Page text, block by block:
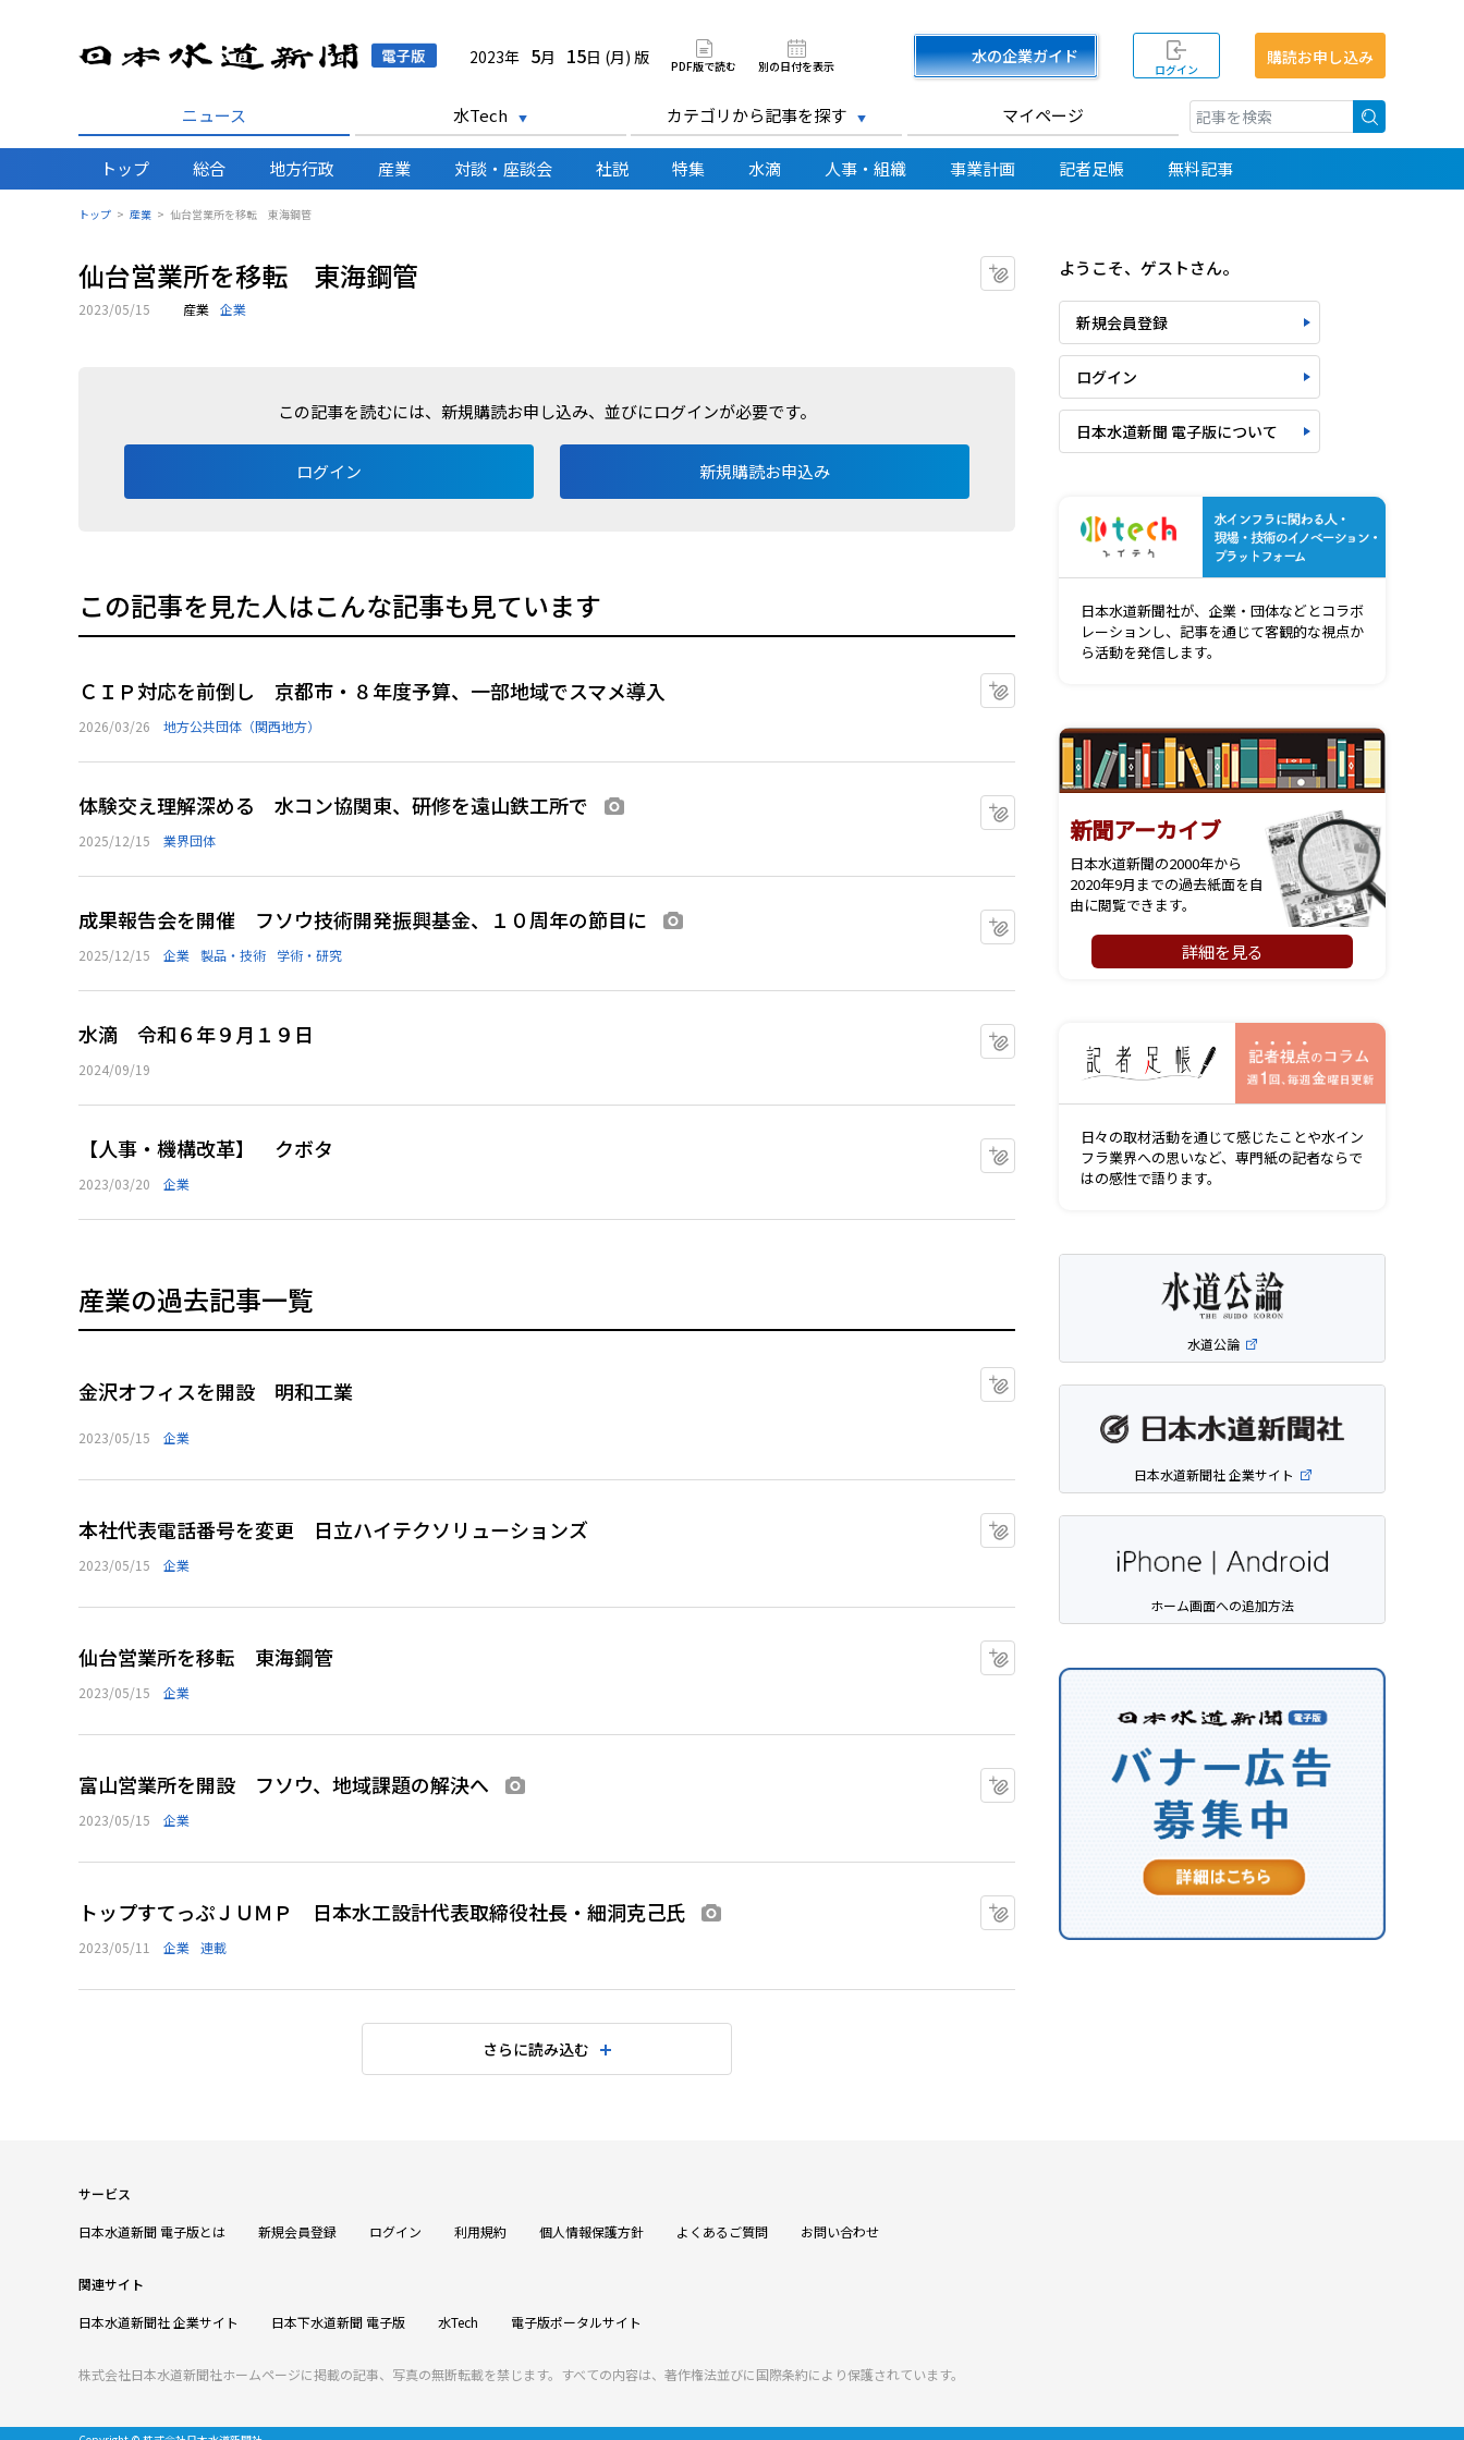
日本水道新聞 電子版
2023年 5月 15日 (月) 版 PDF版で読む 別の日付を表示 水の企業ガイド
ログイン
購読お申し込み
ニュース 水Tech カテゴリから記事を探す マイページ
トップ 総合 地方行政 産業 対談・座談会 社説 特集 水滴 人事・組織 事業計画 記者足帳 無料記事
トップ 産業 仙台営業所を移転 東海鋼管
仙台営業所を移転 東海鋼管 マイクリップに追加
2023/05/15 産業 企業
この記事を読むには、新規購読お申し込み、並びにログインが必要です。
ログイン 新規購読お申込み
この記事を見た人はこんな記事も見ています
ＣＩＰ対応を前倒し 京都市・８年度予算、一部地域でスマメ導入
2026/03/26 地方公共団体（関西地方）
体験交え理解深める 水コン協関東、研修を遠山鉄工所で
2025/12/15 業界団体
成果報告会を開催 フソウ技術開発振興基金、１０周年の節目に
2025/12/15 企業 製品・技術 学術・研究
水滴 令和６年９月１９日
2024/09/19
【人事・機構改革】 クボタ
2023/03/20 企業
マイクリップに追加
産業の過去記事一覧
金沢オフィスを開設 明和工業
2023/05/15 企業
本社代表電話番号を変更 日立ハイテクソリューションズ
2023/05/15 企業
マイクリップに追加
仙台営業所を移転 東海鋼管
2023/05/15 企業
富山営業所を開設 フソウ、地域課題の解決へ
2023/05/15 企業
マイクリップに追加
トップすてっぷＪＵＭＰ 日本水工設計代表取締役社長・細洞克己氏
2023/05/11 企業 連載
さらに読み込む
ようこそ、ゲストさん。
新規会員登録
ログイン
日本水道新聞 電子版について
日本水道新聞社が、企業・団体などとコラボ
レーションし、記事を通じて客観的な視点か
ら活動を発信します。
新聞アーカイブ
日本水道新聞の2000年から
2020年9月までの過去紙面を自
由に閲覧できます。
詳細を見る
日々の取材活動を通じて感じたことや水イン
フラ業界への思いなど、専門紙の記者ならで
はの感性で語ります。
水道公論
日本水道新聞社 企業サイト
ホーム画面への追加方法
サービス
日本水道新聞 電子版とは 新規会員登録 ログイン 利用規約 個人情報保護方針 よくあるご質問 お問い合わせ
関連サイト
日本水道新聞社 企業サイト 日本下水道新聞 電子版 水Tech 電子版ポータルサイト
株式会社日本水道新聞社ホームページに掲載の記事、写真の無断転載を禁じます。すべての内容は、著作権法並びに国際条約により保護されています。